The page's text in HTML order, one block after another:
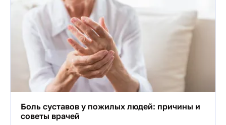
Боль суставов у пожилых людей: причины и
советы врачей